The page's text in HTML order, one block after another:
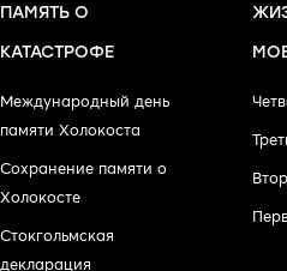
ПАМЯТЬ О
КАТАСТРОФЕ
Международный день
памяти Холокоста
Сохранение памяти о
Холокосте
Стокгольмская
декларация